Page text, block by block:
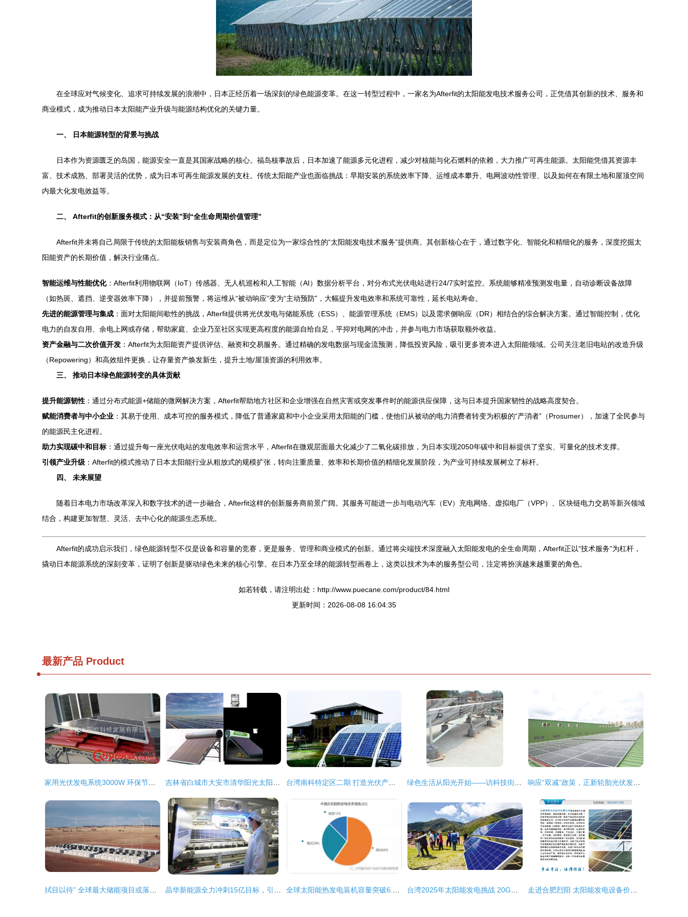
在全球应对气候变化、追求可持续发展的浪潮中，日本正经历着一场深刻的绿色能源变革。在这一转型过程中，一家名为Afterfit的太阳能发电技术服务公司，正凭借其创新的技术、服务和
商业模式，成为推动日本太阳能产业升级与能源结构优化的关键力量。
一、 日本能源转型的背景与挑战
日本作为资源匮乏的岛国，能源安全一直是其国家战略的核心。福岛核事故后，日本加速了能源多元化进程，减少对核能与化石燃料的依赖，大力推广可再生能源。太阳能凭借其资源丰
富、技术成熟、部署灵活的优势，成为日本可再生能源发展的支柱。传统太阳能产业也面临挑战：早期安装的系统效率下降、运维成本攀升、电网波动性管理、以及如何在有限土地和屋顶空间
内最大化发电效益等。
二、 Afterfit的创新服务模式：从“安装”到“全生命周期价值管理”
Afterfit并未将自己局限于传统的太阳能板销售与安装商角色，而是定位为一家综合性的“太阳能发电技术服务”提供商。其创新核心在于，通过数字化、智能化和精细化的服务，深度挖掘太
阳能资产的长期价值，解决行业痛点。
智能运维与性能优化：Afterfit利用物联网（IoT）传感器、无人机巡检和人工智能（AI）数据分析平台，对分布式光伏电站进行24/7实时监控。系统能够精准预测发电量，自动诊断设备故障
（如热斑、遮挡、逆变器效率下降），并提前预警，将运维从“被动响应”变为“主动预防”，大幅提升发电效率和系统可靠性，延长电站寿命。
先进的能源管理与集成 ：面对太阳能间歇性的挑战，Afterfit提供将光伏发电与储能系统（ESS）、能源管理系统（EMS）以及需求侧响应（DR）相结合的综合解决方案。通过智能控制，优化
电力的自发自用、余电上网或存储，帮助家庭、企业乃至社区实现更高程度的能源自给自足，平抑对电网的冲击，并参与电力市场获取额外收益。
资产金融与二次价值开发 ：Afterfit为太阳能资产提供评估、融资和交易服务。通过精确的发电数据与现金流预测，降低投资风险，吸引更多资本进入太阳能领域。公司关注老旧电站的改造升级
（Repowering）和高效组件更换，让存量资产焕发新生，提升土地/屋顶资源的利用效率。
三、 推动日本绿色能源转变的具体贡献
提升能源韧性 ：通过分布式能源+储能的微网解决方案，Afterfit帮助地方社区和企业增强在自然灾害或突发事件时的能源供应保障，这与日本提升国家韧性的战略高度契合。
赋能消费者与中小企业 ：其易于使用、成本可控的服务模式，降低了普通家庭和中小企业采用太阳能的门槛，使他们从被动的电力消费者转变为积极的“产消者”（Prosumer），加速了全民参与
的能源民主化进程。
助力实现碳中和目标 ：通过提升每一座光伏电站的发电效率和运营水平，Afterfit在微观层面最大化减少了二氧化碳排放，为日本实现2050年碳中和目标提供了坚实、可量化的技术支撑。
引领产业升级 ：Afterfit的模式推动了日本太阳能行业从粗放式的规模扩张，转向注重质量、效率和长期价值的精细化发展阶段，为产业可持续发展树立了标杆。
四、 未来展望
随着日本电力市场改革深入和数字技术的进一步融合，Afterfit这样的创新服务商前景广阔。其服务可能进一步与电动汽车（EV）充电网络、虚拟电厂（VPP）、区块链电力交易等新兴领域
结合，构建更加智慧、灵活、去中心化的能源生态系统。
Afterfit的成功启示我们，绿色能源转型不仅是设备和容量的竞赛，更是服务、管理和商业模式的创新。通过将尖端技术深度融入太阳能发电的全生命周期，Afterfit正以“技术服务”为杠杆，
撬动日本能源系统的深刻变革，证明了创新是驱动绿色未来的核心引擎。在日本乃至全球的能源转型画卷上，这类以技术为本的服务型公司，注定将扮演越来越重要的角色。
如若转载，请注明出处：http://www.puecane.com/product/84.html
更新时间：2026-08-08 16:04:35
最新产品 Product